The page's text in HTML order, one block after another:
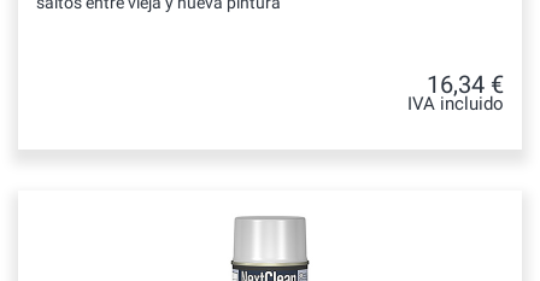
16,34 €
IVA incluido